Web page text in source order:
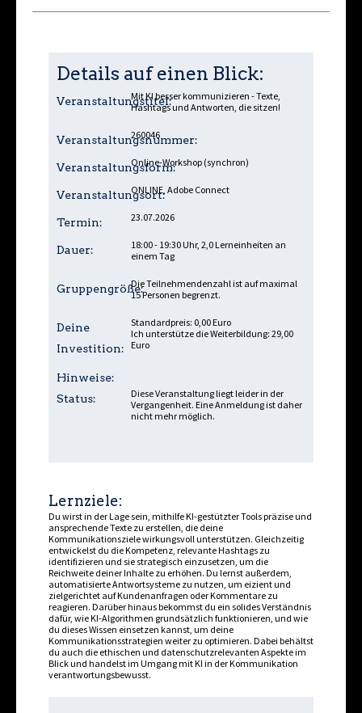
Details auf einen Blick:
Veranstaltungstitel:Mit KI besser kommunizieren - Texte,
Hashtags und Antworten, die sitzen!
Veranstaltungsnummer:
260046
Veranstaltungsform:Online-Workshop (synchron)
Veranstaltungsort:ONLINE, Adobe Connect
Termin: 23.07.2026
Dauer:
18:00 - 19:30 Uhr, 2,0 Lerneinheiten an
einem Tag
Gruppengröße:Die Teilnehmendenzahl ist auf maximal
15 Personen begrenzt.
Deine
Investition:
Standardpreis: 0,00 Euro
Ich unterstütze die Weiterbildung: 29,00
Euro
Hinweise:
Status:
Diese Veranstaltung liegt leider in der
Vergangenheit. Eine Anmeldung ist daher
nicht mehr möglich.
Lernziele:
Du wirst in der Lage sein, mithilfe KI-gestützter Tools präzise und
ansprechende Texte zu erstellen, die deine
Kommunikationsziele wirkungsvoll unterstützen. Gleichzeitig
entwickelst du die Kompetenz, relevante Hashtags zu
identifizieren und sie strategisch einzusetzen, um die
Reichweite deiner Inhalte zu erhöhen. Du lernst außerdem,
automatisierte Antwortsysteme zu nutzen, um effizient und
zielgerichtet auf Kundenanfragen oder Kommentare zu
reagieren. Darüber hinaus bekommst du ein solides Verständnis
dafür, wie KI-Algorithmen grundsätzlich funktionieren, und wie
du dieses Wissen einsetzen kannst, um deine
Kommunikationsstrategien weiter zu optimieren. Dabei behältst
du auch die ethischen und datenschutzrelevanten Aspekte im
Blick und handelst im Umgang mit KI in der Kommunikation
verantwortungsbewusst.